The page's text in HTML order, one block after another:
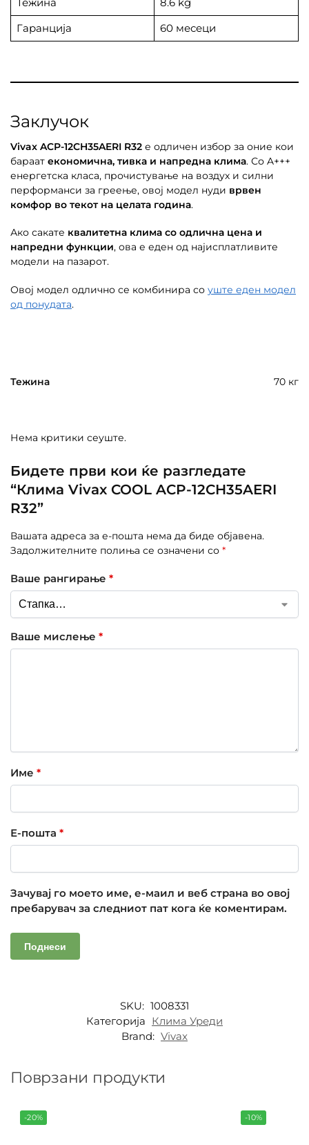
Гаранција
60 месеци
Заклучок
Vivax ACP-12CH35AERI R32 е одличен избор за оние кои
бараат економична, тивка и напредна клима. Со A+++
енергетска класа, прочистување на воздух и силни
перформанси за греење, овој модел нуди врвен
комфор во текот на целата година.
Ако сакате квалитетна клима со одлична цена и
напредни функции, ова е еден од најисплатливите
модели на пазарот.
Овој модел одлично се комбинира со уште еден модел
од понудата.
Тежина 70 кг
Нема критики сеуште.
Бидете први кои ќе разгледате
“Клима Vivax COOL ACP-12CH35AERI
R32”
Вашата адреса за е-пошта нема да биде објавена.
Задолжителните полиња се означени со *
Ваше рангирање *
Ваше мислење *
Име *
Е-пошта *
Зачувај го моето име, е-маил и веб страна во овој
пребарувач за следниот пат кога ќе коментирам.
SKU: 1008331
Категорија Клима Уреди
Brand: Vivax
Поврзани продукти
-20% -10%